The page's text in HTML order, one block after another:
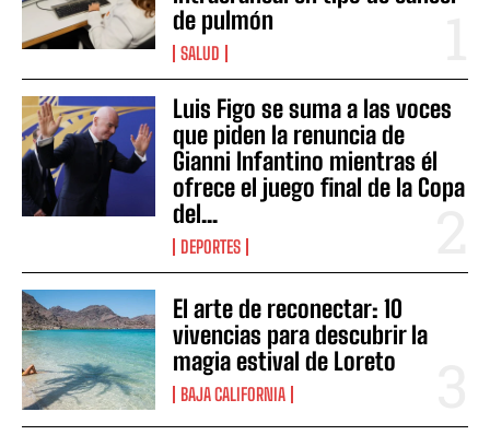
de pulmón
SALUD
Luis Figo se suma a las voces
que piden la renuncia de
Gianni Infantino mientras él
ofrece el juego final de la Copa
del...
DEPORTES
El arte de reconectar: 10
vivencias para descubrir la
magia estival de Loreto
BAJA CALIFORNIA